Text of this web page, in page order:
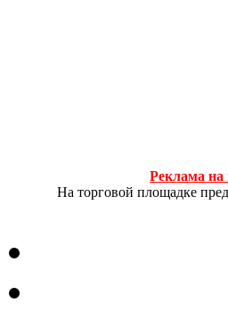
Реклама на
На торговой площадке